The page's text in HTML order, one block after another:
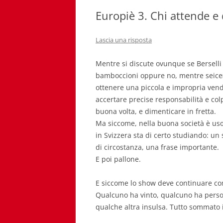
Europiè 3. Chi attende e
Lascia una risposta
Mentre si discute ovunque se
bamboccioni oppure no, mentre
ottenere una piccola e impropria
accertare precise responsabilità e
buona volta, e dimenticare in fretta.
Ma siccome, nella buona società è
in Svizzera sta di certo studiando: un
di circostanza, una frase importante.
E poi pallone.
E siccome lo show deve continuare
Qualcuno ha vinto, qualcuno ha
qualche altra insulsa. Tutto